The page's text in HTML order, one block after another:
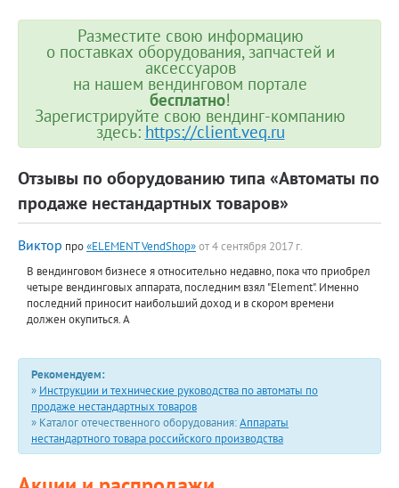
Разместите свою информацию
о поставках оборудования, запчастей и
аксессуаров
на нашем вендинговом портале
бесплатно!
Зарегистрируйте свою вендинг-компанию
здесь: https://client.veq.ru
Отзывы по оборудованию типа «Автоматы по
продаже нестандартных товаров»
Виктор про«ELEMENT VendShop»от 4 сентября 2017 г.
В вендинговом бизнесе я относительно недавно, пока что приобрел
четыре вендинговых аппарата, последним взял "Element". Именно
последний приносит наибольший доход и в скором времени
должен окупиться. А
Рекомендуем:
» Инструкции и технические руководства по автоматы по
продаже нестандартных товаров
» Каталог отечественного оборудования:Аппараты
нестандартного товара российского производства